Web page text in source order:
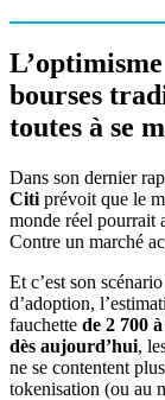
bourses
toutes à se
Dans son dernier
Citi prévoit que le
monde réel pourrait
Contre un marché
Et c’est son scénario
d’adoption,
fauchette de 2 700
dès aujourd’hui,
ne se contentent
tokenisation (ou au